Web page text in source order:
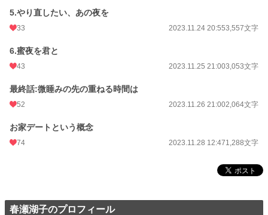
更新日時 2023.11.28 12:47
初回完結日時
月間ポイント
年間ポイント
累計ポイント
5.やり直したい、あの夜を
33 2023.11.24 20:553,557文字
6.蜜夜を君と
43 2023.11.25 21:003,053文字
最終話:微睡みの先の重ねる時間は
52 2023.11.26 21:002,064文字
お家デートという概念
74 2023.11.28 12:471,288文字
春瀬湖子のプロフィール